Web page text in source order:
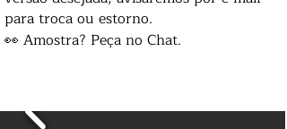
para troca ou estorno.
👀 Amostra? Peça no Chat.